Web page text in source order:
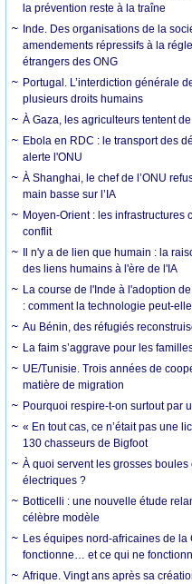
la prévention reste à la traîne
Inde. Des organisations de la
amendements répressifs à la
étrangers des ONG
Portugal. L’interdiction générale
plusieurs droits humains
À Gaza, les agriculteurs tentent
Ebola en RDC : le transport des
alerte l'ONU
À Shanghai, le chef de l’ONU
main basse sur l’IA
Moyen-Orient : les infrastructures
conflit
Il n'y a de lien que humain : la
des liens humains à l'ère de l'IA
La course de l'Inde à l'adoption
: comment la technologie peut-
Au Bénin, des réfugiés
La faim s’aggrave pour les
UE/Tunisie. Trois années de
matière de migration
Pourquoi respire-t-on surtout par
« En tout cas, ce n’était pas une
130 chasseurs de Bigfoot
À quoi servent les grosses
électriques ?
Botticelli : une nouvelle étude
célèbre modèle
Les équipes nord-africaines de
fonctionne… et ce qui ne
Afrique. Vingt ans après sa